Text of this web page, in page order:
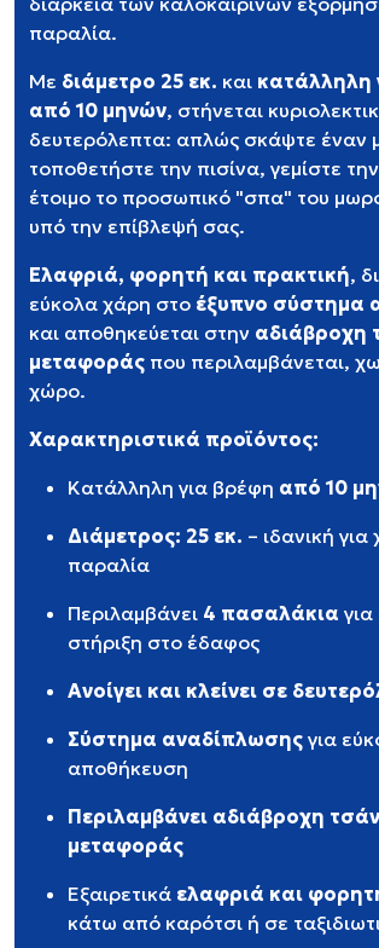
παραλία.
Με διάμετρο 25 εκ. και κατάλληλη
από 10 μηνών, στήνεται
δευτερόλεπτα: απλώς σκάψτε έναν
τοποθετήστε την πισίνα, γεμίστε
έτοιμο το προσωπικό "σπα" του
υπό την επίβλεψή σας.
Ελαφριά, φορητή και πρακτική,
εύκολα χάρη στο έξυπνο σύστημα
και αποθηκεύεται στην αδιάβροχη
μεταφοράς που περιλαμβάνεται,
χώρο.
Χαρακτηριστικά προϊόντος:
Κατάλληλη για βρέφη από 10
Διάμετρος: 25 εκ. – ιδανική
παραλία
Περιλαμβάνει 4 πασαλάκια
στήριξη στο έδαφος
Ανοίγει και κλείνει σε
Σύστημα αναδίπλωσης για
αποθήκευση
Περιλαμβάνει αδιάβροχη
μεταφοράς
Εξαιρετικά ελαφριά και
κάτω από καρότσι ή σε